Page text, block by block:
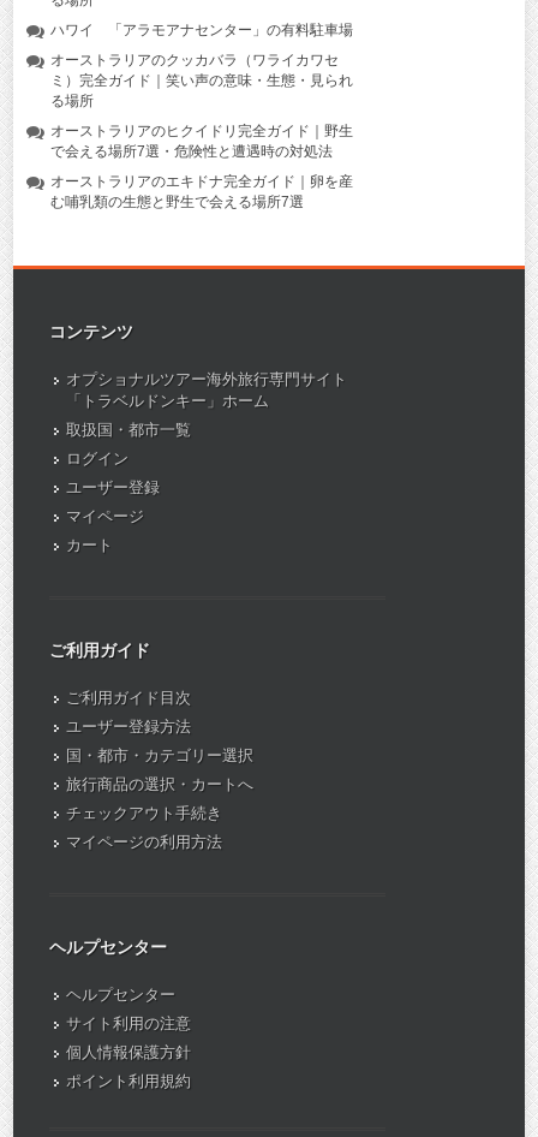
ハワイ 「アラモアナセンター」の有料駐車場
オーストラリアのクッカバラ（ワライカワセ
ミ）完全ガイド｜笑い声の意味・生態・見られ
る場所
オーストラリアのヒクイドリ完全ガイド｜野生
で会える場所7選・危険性と遭遇時の対処法
オーストラリアのエキドナ完全ガイド｜卵を産
む哺乳類の生態と野生で会える場所7選
コンテンツ
オプショナルツアー海外旅行専門サイト
「トラベルドンキー」ホーム
取扱国・都市一覧
ログイン
ユーザー登録
マイページ
カート
ご利用ガイド
ご利用ガイド目次
ユーザー登録方法
国・都市・カテゴリー選択
旅行商品の選択・カートへ
チェックアウト手続き
マイページの利用方法
ヘルプセンター
ヘルプセンター
サイト利用の注意
個人情報保護方針
ポイント利用規約